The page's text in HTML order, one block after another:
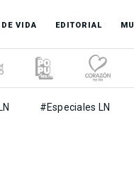
VIDA EDITORIAL
#Especiales LN